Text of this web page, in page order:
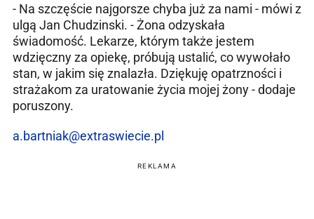
- Na szczęście najgorsze chyba już za nami - mówi z
ulgą Jan Chudzinski. - Żona odzyskała
świadomość. Lekarze, którym także jestem
wdzięczny za opiekę, próbują ustalić, co wywołało
stan, w jakim się znalazła. Dziękuję opatrzności i
strażakom za uratowanie życia mojej żony - dodaje
poruszony.
a.bartniak@extraswiecie.pl
REKLAMA